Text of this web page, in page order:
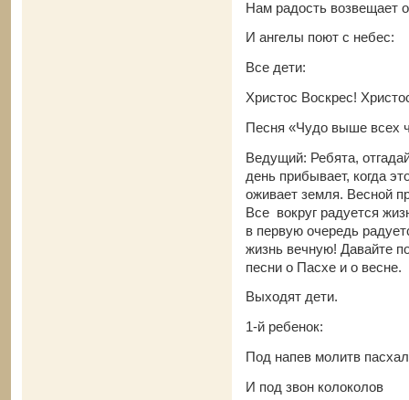
Нам радость возвещает
И ангелы поют с небес:
Все дети:
Христос Воскрес!
Песня «Чудо выше всех
Ведущий: Ребята,
день прибывает, когда
оживает земля. Весной
Все вокруг радуется
в первую очередь
жизнь вечную! Давайте
песни о Пасхе и о весне.
Выходят дети.
1-й ребенок:
Под напев молитв
И под звон колоколов